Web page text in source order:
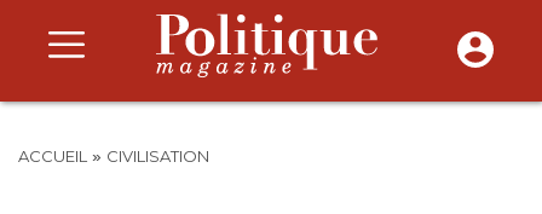
ACCUEIL » CIVILISATION